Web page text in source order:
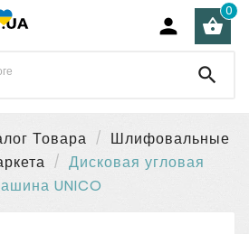
 
0

Товара
Шлифовальные
Дисковая угловая
UNICO